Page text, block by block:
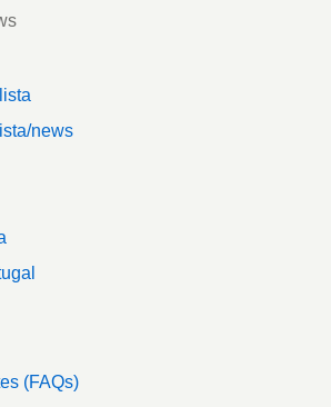
news
(FAQs)